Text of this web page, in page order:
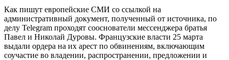
Как пишут европейские СМИ со ссылкой на
административный документ, полученный от источника, по
делу Telegram проходят сооснователи мессенджера братья
Павел и Николай Дуровы. Французские власти 25 марта
выдали ордера на их арест по обвинениям, включающим
соучастие во владении, распространении, предложении и